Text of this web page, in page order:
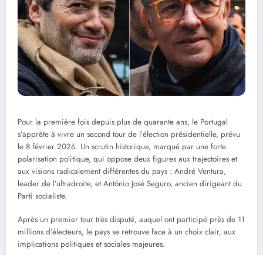
Pour la première fois depuis plus de quarante ans, le Portugal
s’apprête à vivre un second tour de l’élection présidentielle, prévu
le 8 février 2026. Un scrutin historique, marqué par une forte
polarisation politique, qui oppose deux figures aux trajectoires et
aux visions radicalement différentes du pays : André Ventura,
leader de l’ultradroite, et António José Seguro, ancien dirigeant du
Parti socialiste.
Après un premier tour très disputé, auquel ont participé près de 11
millions d’électeurs, le pays se retrouve face à un choix clair, aux
implications politiques et sociales majeures.